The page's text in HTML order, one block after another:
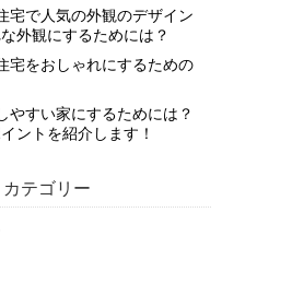
宅で人気の外観のデザイン
外観にするためには？
宅をおしゃれにするための
やすい家にするためには？
ントを紹介します！
カテゴリー